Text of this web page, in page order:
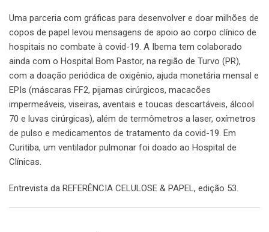
Uma parceria com gráficas para desenvolver e doar milhões de
copos de papel levou mensagens de apoio ao corpo clínico de
hospitais no combate à covid-19. A Ibema tem colaborado
ainda com o Hospital Bom Pastor, na região de Turvo (PR),
com a doação periódica de oxigênio, ajuda monetária mensal e
EPIs (máscaras FF2, pijamas cirúrgicos, macacões
impermeáveis, viseiras, aventais e toucas descartáveis, álcool
70 e luvas cirúrgicas), além de termômetros a laser, oxímetros
de pulso e medicamentos de tratamento da covid-19. Em
Curitiba, um ventilador pulmonar foi doado ao Hospital de
Clínicas.
Entrevista da REFERÊNCIA CELULOSE & PAPEL, edição 53.